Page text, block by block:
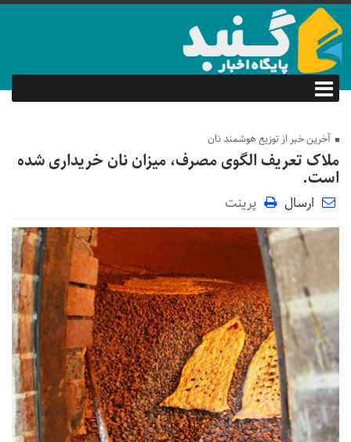
آخرین خبر از توزیع هوشمند نان
ملاک تعریف الگوی مصرف، میزان نان خریداری شده
است.
ارسال پرینت